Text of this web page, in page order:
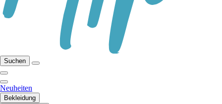
Suchen
Neuheiten
Bekleidung